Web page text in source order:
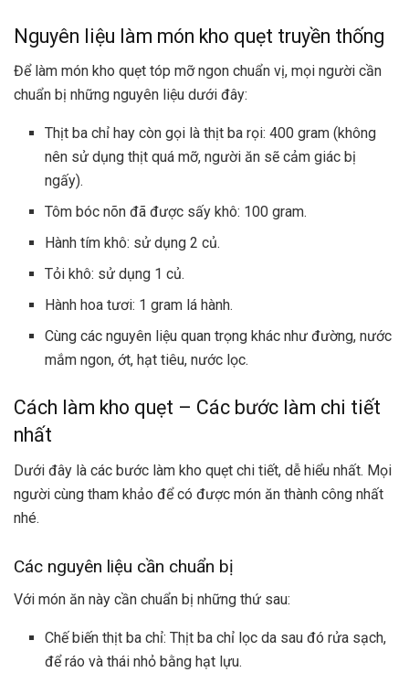
Nguyên liệu làm món kho quẹt truyền thống
Để làm món kho quẹt tóp mỡ ngon chuẩn vị, mọi người cần
chuẩn bị những nguyên liệu dưới đây:
Thịt ba chỉ hay còn gọi là thịt ba rọi: 400 gram (không
nên sử dụng thịt quá mỡ, người ăn sẽ cảm giác bị
ngấy).
Tôm bóc nõn đã được sấy khô: 100 gram.
Hành tím khô: sử dụng 2 củ.
Tỏi khô: sử dụng 1 củ.
Hành hoa tươi: 1 gram lá hành.
Cùng các nguyên liệu quan trọng khác như đường, nước
mắm ngon, ớt, hạt tiêu, nước lọc.
Cách làm kho quẹt – Các bước làm chi tiết
nhất
Dưới đây là các bước làm kho quẹt chi tiết, dễ hiểu nhất. Mọi
người cùng tham khảo để có được món ăn thành công nhất
nhé.
Các nguyên liệu cần chuẩn bị
Với món ăn này cần chuẩn bị những thứ sau:
Chế biến thịt ba chỉ: Thịt ba chỉ lọc da sau đó rửa sạch,
để ráo và thái nhỏ bằng hạt lựu.